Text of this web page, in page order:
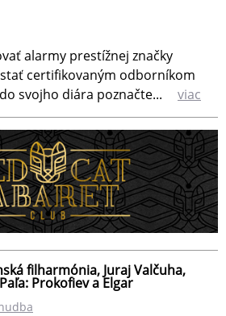
alarmy prestížnej značky
stať certifikovaným odborníkom
svojho diára poznačte...
viac
filharmónia, Juraj Valčuha,
Prokofiev a Elgar